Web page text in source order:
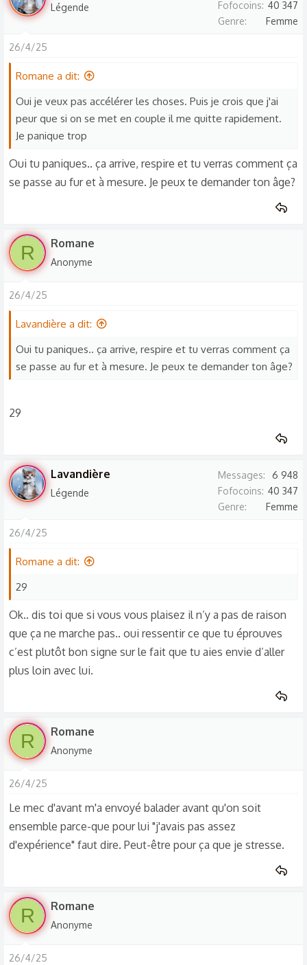
Légende Fofocoins 40 347
Genre
Femme
26/4/25
Romane a dit:
Oui je veux pas accélérer les choses. Puis je crois que j'ai
peur que si on se met en couple il me quitte rapidement.
Je panique trop
Oui tu paniques.. ça arrive, respire et tu verras comment ça
se passe au fur et à mesure. Je peux te demander ton âge?
R Romane
Anonyme
26/4/25
Lavandière a dit:
Oui tu paniques.. ça arrive, respire et tu verras comment ça
se passe au fur et à mesure. Je peux te demander ton âge?
29
Lavandière
Légende
Messages
6 948
Fofocoins 40 347
Genre
Femme
26/4/25
Romane a dit:
29
Ok.. dis toi que si vous vous plaisez il n’y a pas de raison
que ça ne marche pas.. oui ressentir ce que tu éprouves
c’est plutôt bon signe sur le fait que tu aies envie d’aller
plus loin avec lui.
R Romane
Anonyme
26/4/25
Le mec d'avant m'a envoyé balader avant qu'on soit
ensemble parce-que pour lui "j'avais pas assez
d'expérience" faut dire. Peut-être pour ça que je stresse.
R Romane
Anonyme
26/4/25